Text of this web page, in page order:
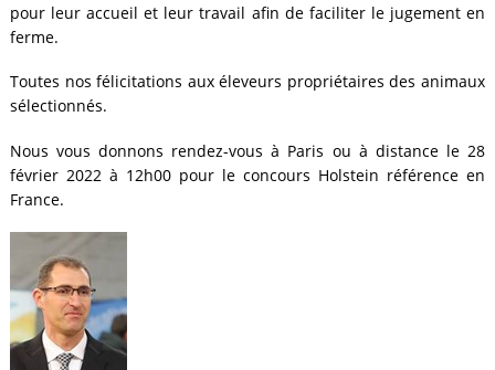
pour leur accueil et leur travail afin de faciliter le jugement en
ferme.
Toutes nos félicitations aux éleveurs propriétaires des animaux
sélectionnés.
Nous vous donnons rendez-vous à Paris ou à distance le 28
février 2022 à 12h00 pour le concours Holstein référence en
France.